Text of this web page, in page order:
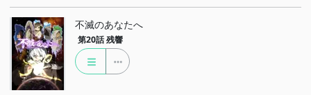
不滅のあなたへ
第20話 残響